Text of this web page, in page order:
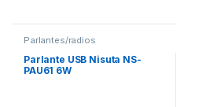
Parlantes/radios
Parlante USB Nisuta NS-
PAU61 6W